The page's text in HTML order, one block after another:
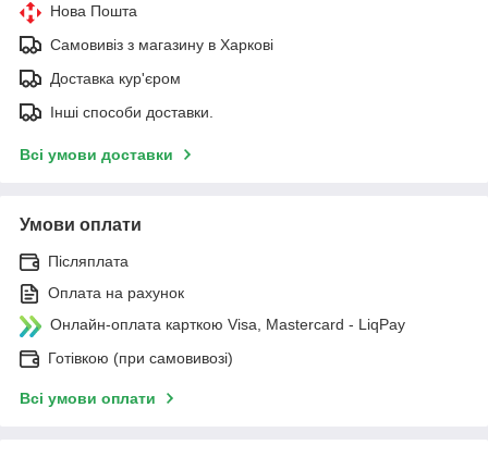
Нова Пошта
Самовивіз з магазину в Харкові
Доставка кур'єром
Інші способи доставки.
Всі умови доставки
Умови оплати
Післяплата
Оплата на рахунок
Онлайн-оплата карткою Visa, Mastercard - LiqPay
Готівкою (при самовивозі)
Всі умови оплати